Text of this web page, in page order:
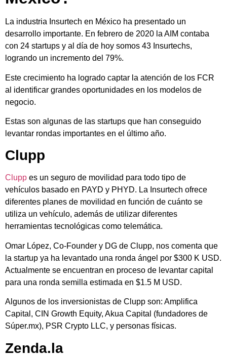
La industria Insurtech en México ha presentado un
desarrollo importante. En febrero de 2020 la AIM contaba
con 24 startups y al día de hoy somos 43 Insurtechs,
logrando un incremento del 79%.
Este crecimiento ha logrado captar la atención de los FCR
al identificar grandes oportunidades en los modelos de
negocio.
Estas son algunas de las startups que han conseguido
levantar rondas importantes en el último año.
Clupp
Clupp es un seguro de movilidad para todo tipo de
vehículos basado en PAYD y PHYD. La Insurtech ofrece
diferentes planes de movilidad en función de cuánto se
utiliza un vehículo, además de utilizar diferentes
herramientas tecnológicas como telemática.
Omar López, Co-Founder y DG de Clupp, nos comenta que
la startup ya ha levantado una ronda ángel por $300 K USD.
Actualmente se encuentran en proceso de levantar capital
para una ronda semilla estimada en $1.5 M USD.
Algunos de los inversionistas de Clupp son: Amplifica
Capital, CIN Growth Equity, Akua Capital (fundadores de
Súper.mx), PSR Crypto LLC, y personas físicas.
Zenda.la